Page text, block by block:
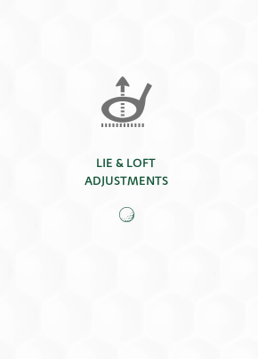
LIE & LOFT
ADJUSTMENTS